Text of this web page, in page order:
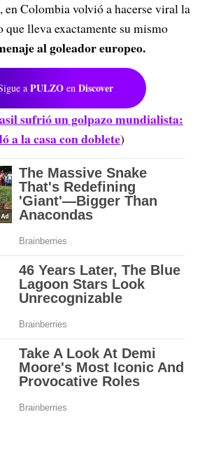
, en Colombia volvió a hacerse viral la
lleva exactamente su mismo
al goleador europeo.
a PULZO en Discover
sufrió un golpazo mundialista:
a la casa con doblete)